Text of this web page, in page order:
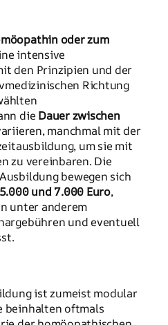
oder zum
intensive
den Prinzipien und der
Richtung
die Dauer zwischen
manchmal mit der
um sie mit
zu vereinbaren. Die
bewegen sich
und 7.000 Euro,
unter anderem
und eventuell
ist zumeist modular
beinhalten oftmals